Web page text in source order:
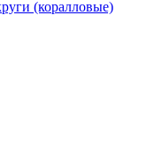
(коралловые)